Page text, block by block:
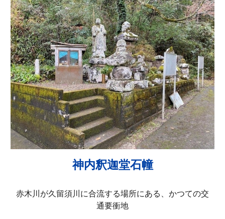
神内釈迦堂石幢
赤木川が久留須川に合流する場所にある、かつての交
通要衝地